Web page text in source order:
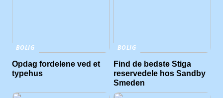
BOLIG
Opdag fordelene ved et
typehus
BOLIG
Find de bedste Stiga
reservedele hos Sandby
Smeden